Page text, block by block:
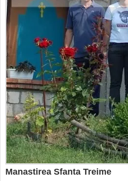
Manastirea Sfanta Treime